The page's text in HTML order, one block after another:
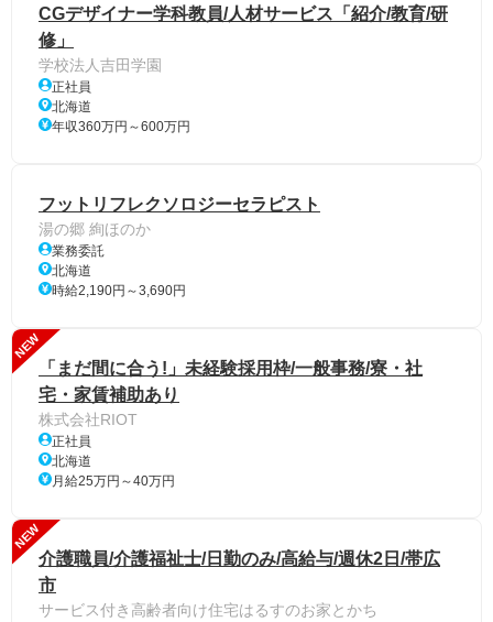
CGデザイナー学科教員/人材サービス「紹介/教育/研
修」
学校法人吉田学園
正社員
北海道
年収360万円～600万円
フットリフレクソロジーセラピスト
湯の郷 絢ほのか
業務委託
北海道
時給2,190円～3,690円
NEW
「まだ間に合う!」未経験採用枠/一般事務/寮・社
宅・家賃補助あり
株式会社RIOT
正社員
北海道
月給25万円～40万円
NEW
介護職員/介護福祉士/日勤のみ/高給与/週休2日/帯広
市
サービス付き高齢者向け住宅はるすのお家とかち